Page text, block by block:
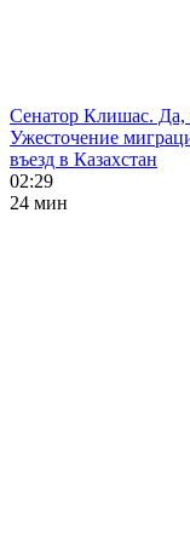
Сенатор Клишас. Да,
Ужесточение
въезд в Казахстан
02:29
24 мин